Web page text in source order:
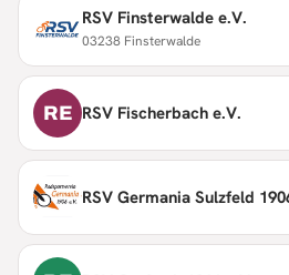
RSV Finsterwalde e.V.
03238 Finsterwalde
RE RSV Fischerbach e.V.
RSV Germania Sulzfeld